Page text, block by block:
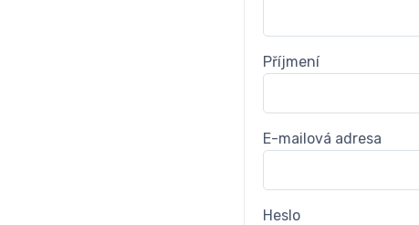
Příjmení
E-mailová adresa
Heslo